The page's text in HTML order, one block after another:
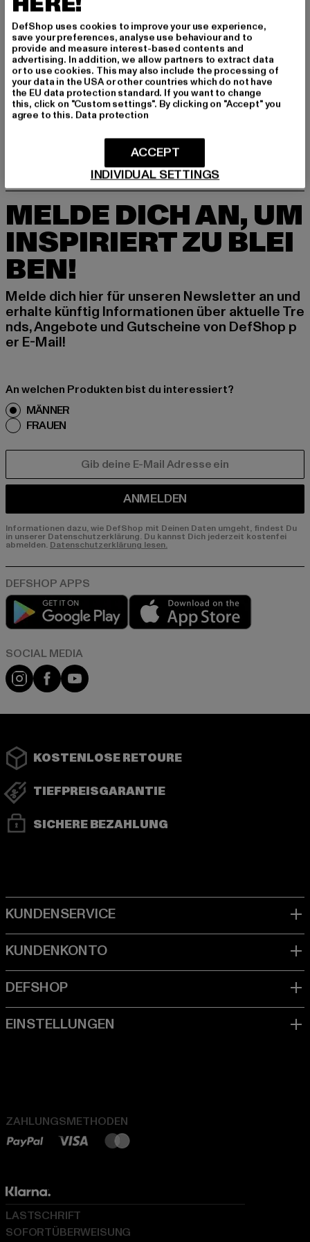
DICKIES
Summerdale
31,96 EUR
Derzeitiger Preis: 31,96 EUR
79,90 EURAktionspreis: 79,90 EUR
DICKIES
Summerdale
MELDE DICH AN, UM
INSPIRIERT ZU BLEI
BEN!
Melde dich hier für unseren Newsletter an und
erhalte künftig Informationen über aktuelle Tre
nds, Angebote und Gutscheine von DefShop p
er E-Mail!
An welchen Produkten bist du interessiert?
MÄNNER
FRAUEN
ANMELDEN
Informationen dazu, wie DefShop mit Deinen Daten umgeht, findest Du
in unserer Datenschutzerklärung. Du kannst Dich jederzeit kostenfei
abmelden. Datenschutzerklärung lesen.
Play market
Instagram
FacebookYouTube
KOSTENLOSE RETOURE
TIEFPREISGARANTIE
SICHERE BEZAHLUNG
ZAHLUNGSMETHODEN
LASTSCHRIFT
SOFORTÜBERWEISUNG
DefShop uses cookies to improve your use experience,
save your preferences, analyse use behaviour and to
provide and measure interest-based contents and
advertising. In addition, we allow partners to extract data
or to use cookies. This may also include the processing of
your data in the USA or other countries which do not have
the EU data protection standard. If you want to change
this, click on "Custom settings". By clicking on "Accept" you
agree to this. Data protection
INDIVIDUAL SETTINGS
ACCEPT